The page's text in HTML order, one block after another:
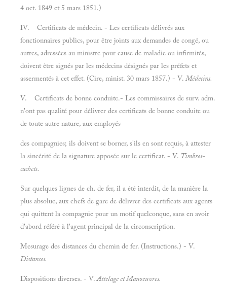
4 oct. 1849 et 5 mars 1851.)
IV. Certificats de médecin. - Les certificats délivrés aux
fonctionnaires publics, pour être joints aux demandes de congé, ou
autres, adressées au ministre pour cause de maladie ou infirmités,
doivent être signés par les médecins désignés par les préfets et
assermentés à cet effet. (Cire, minist. 30 mars 1857.) - V. Médecins.
V. Certificats de bonne conduite.- Les commissaires de surv. adm.
n'ont pas qualité pour délivrer des certificats de bonne conduite ou
de toute autre nature, aux employés
des compagnies; ils doivent se borner, s'ils en sont requis, à attester
la sincérité de la signature apposée sur le certificat. - V. Timbres-
cachets.
Sur quelques lignes de ch. de fer, il a été interdit, de la manière la
plus absolue, aux chefs de gare de délivrer des certificats aux agents
qui quittent la compagnie pour un motif quelconque, sans en avoir
d'abord référé à l'agent principal de la circonscription.
Mesurage des distances du chemin de fer. (Instructions.) - V.
Distances.
Dispositions diverses. - V.Attelage etManoeuvres.